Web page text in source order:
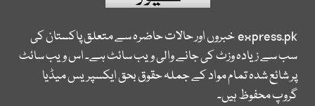
express.pkخبروں اور حالات حاضرہ سے متعلق پاکستان کی
سب سے زیادہ وزٹ کی جانے والی ویب سائٹ ہے۔ اس ویب سائٹ
پر شائع شدہ تمام مواد کے جملہ حقوق بحق ایکسپریس میڈیا
گروپ محفوظ ہیں۔